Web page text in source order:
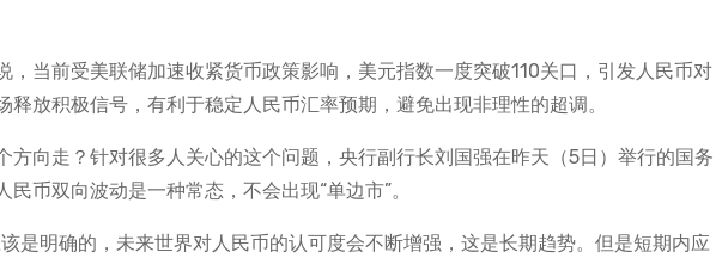
，当前受美联储加速收紧货币政策影响，美元指数一度突破110关口，引发人民币对
放积极信号，有利于稳定人民币汇率预期，避免出现非理性的超调。
方向走？针对很多人关心的这个问题，央行副行长刘国强在昨天（5日）举行的国务
币双向波动是一种常态，不会出现“单边市”。
是明确的，未来世界对人民币的认可度会不断增强，这是长期趋势。但是短期内应